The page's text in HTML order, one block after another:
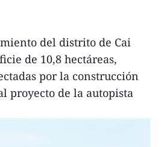
del distrito de Cai
de 10,8 hectáreas,
por la construcción
proyecto de la autopista